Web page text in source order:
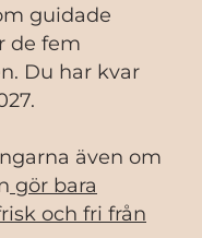
guidade
de fem
Du har kvar
även om
gör bara
och fri från